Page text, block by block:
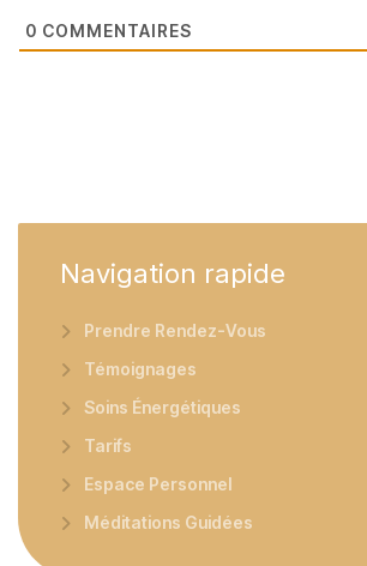
0 COMMENTAIRES
Navigation rapide
Prendre Rendez-Vous
Témoignages
Soins Énergétiques
Tarifs
Espace Personnel
Méditations Guidées